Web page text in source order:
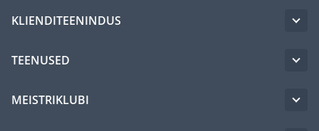
KLIENDITEENINDUS
TEENUSED
MEISTRIKLUBI